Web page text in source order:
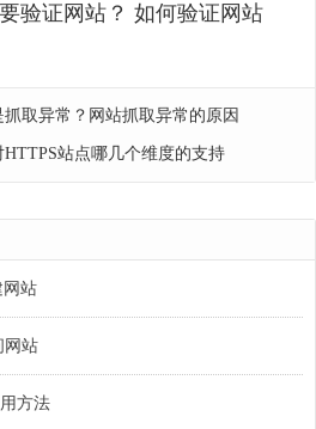
验证网站？ 如何验证网站
抓取异常？网站抓取异常的原因
HTTPS站点哪几个维度的支持
网站
网站
方法